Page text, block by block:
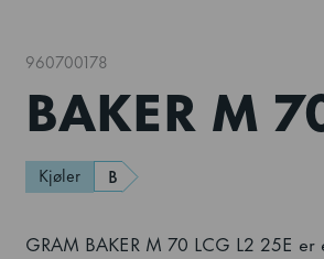
960700178
BAKER M
Kjøler B
GRAM BAKER M 70 LCG L2 25E